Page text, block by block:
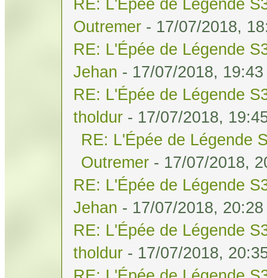
RE: L'Épée de Légende
Outremer - 17/07/2018,
RE: L'Épée de Légende
Jehan - 17/07/2018, 19:43
RE: L'Épée de Légende
tholdur - 17/07/2018,
RE: L'Épée de Légende
Outremer - 17/07/2018,
RE: L'Épée de Légende
Jehan - 17/07/2018, 20:28
RE: L'Épée de Légende
tholdur - 17/07/2018,